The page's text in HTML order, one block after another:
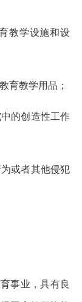
教学设施和设
教学用品；
的创造性工作
或者其他侵犯
事业，具有良